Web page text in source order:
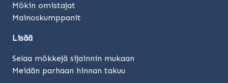
Mökin omistajat
Mainoskumppanit
Lisää
Selaa mökkejä sijainnin mukaan
Meidän parhaan hinnan takuu